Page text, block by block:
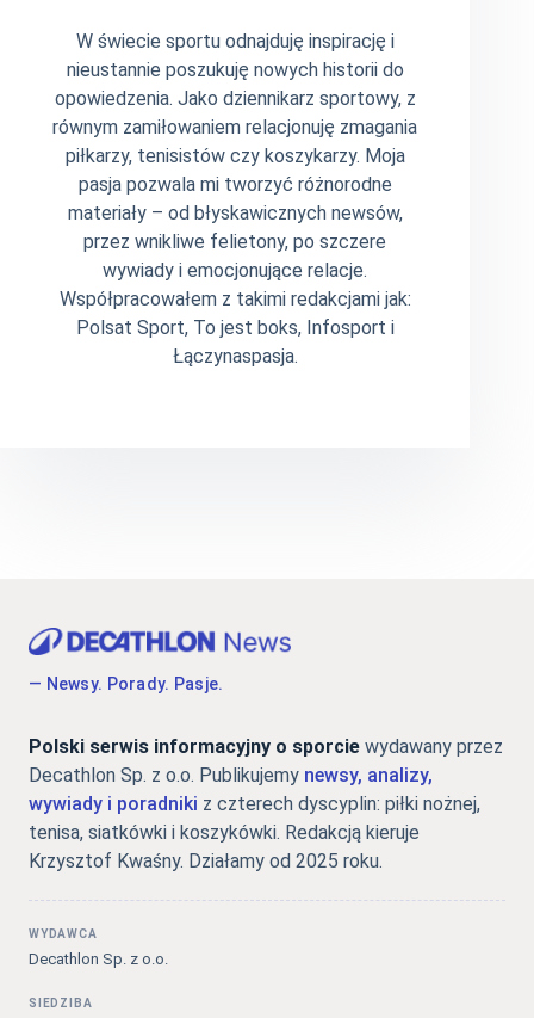
W świecie sportu odnajduję inspirację i
nieustannie poszukuję nowych historii do
opowiedzenia. Jako dziennikarz sportowy, z
równym zamiłowaniem relacjonuję zmagania
piłkarzy, tenisistów czy koszykarzy. Moja
pasja pozwala mi tworzyć różnorodne
materiały – od błyskawicznych newsów,
przez wnikliwe felietony, po szczere
wywiady i emocjonujące relacje.
Współpracowałem z takimi redakcjami jak:
Polsat Sport, To jest boks, Infosport i
Łączynaspasja.
— Newsy. Porady. Pasje.
Polski serwis informacyjny o sporcie wydawany przez
Decathlon Sp. z o.o. Publikujemy newsy, analizy,
wywiady i poradniki z czterech dyscyplin: piłki nożnej,
tenisa, siatkówki i koszykówki. Redakcją kieruje
Krzysztof Kwaśny. Działamy od 2025 roku.
WYDAWCA
Decathlon Sp. z o.o.
SIEDZIBA